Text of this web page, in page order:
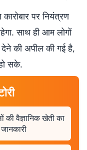
पर नियंत्रण
साथ ही आम लोगों
देने की अपील की गई है,
सके.
वैज्ञानिक खेती का